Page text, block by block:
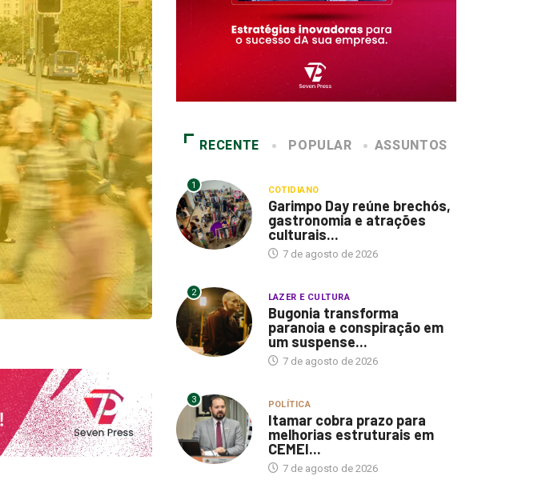
RECENTE POPULAR ASSUNTOS
1 COTIDIANO
Garimpo Day reúne brechós,
gastronomia e atrações
culturais...
7 de agosto de 2026
2 LAZER E CULTURA
Bugonia transforma
paranoia e conspiração em
um suspense...
7 de agosto de 2026
3 POLÍTICA
Itamar cobra prazo para
melhorias estruturais em
CEMEI...
7 de agosto de 2026